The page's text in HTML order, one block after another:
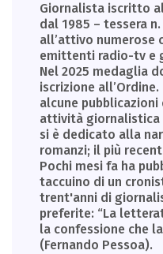
Giornalista iscritto
dal 1985 – tessera
all’attivo numerose
emittenti radio-tv e
Nel 2025 medaglia
iscrizione
alcune
attività giornalistica
si è dedicato alla
romanzi; il più
Pochi mesi fa ha
taccuino di un
trent'anni di
preferite: “La
la confessione che
(Fernando Pessoa).